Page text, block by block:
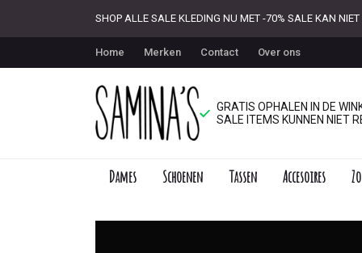
SHOP ALLE SALE KLEDING NU MET -70% SALE KAN
Home Merken Contact Over ons
GRATIS OPHALEN IN DE
SALE ITEMS KUNNEN NIET
Dames Schoenen Tassen Accesoires